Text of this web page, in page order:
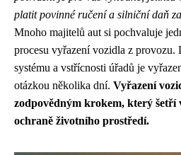
platit povinné ručení a silniční daň
Mnoho majitelů aut si pochvaluje
procesu vyřazení vozidla z provozu.
systému a vstřícnosti úřadů je
otázkou několika dní. Vyřazení
zodpovědným krokem, který šetří
ochraně životního prostředí.